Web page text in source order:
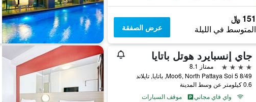
151 ﷼
المتوسط في الليلة عرض الصفقة
جاي إنسبايرد هوتل باتايا
4 نجوم
ممتاز 8.1
8/49 Moo6, North Pattaya Soi 5, باتايا, تايلاند
0.6 كيلومتر عن وسط المدينة
واي فاي مجاني
موقف السيارات